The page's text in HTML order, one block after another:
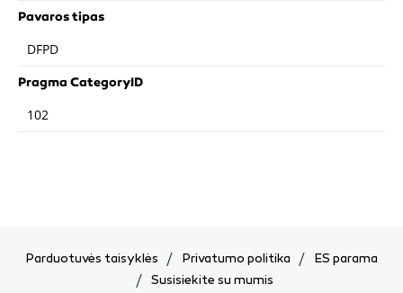
Pavaros tipas
DFPD
Pragma CategoryID
102
Parduotuvės taisyklės Privatumo politika
ES parama
Susisiekite su mumis